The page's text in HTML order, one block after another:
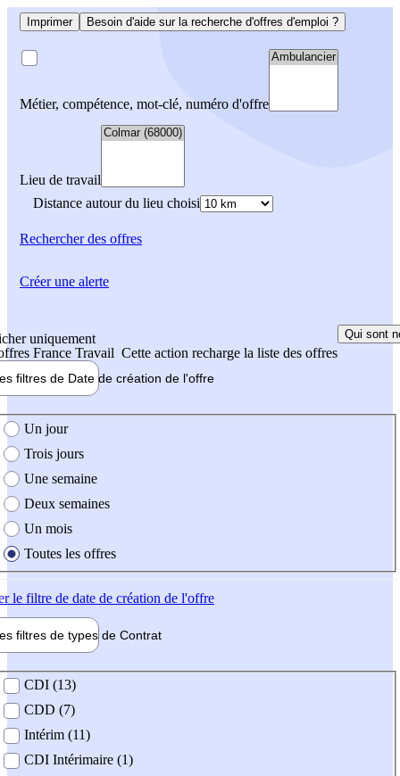
Imprimer Besoin d'aide sur la recherche d'offres d'emploi ?
Métier, compétence, mot-clé, numéro d'offre
Lieu de travail
Distance autour du lieu choisi
Rechercherdes offres
uniquement
France Travail Cette action recharge la liste des offres
Qui sont
filtres de Date de création de l'offre
création de l'offre
Un jour
Trois jours
Une semaine
Deux semaines
Un mois
Toutes les offres
le filtre de date de création de l'offre
filtres de types de Contrat
contrat
CDI (13)
CDD (7)
Intérim (11)
CDI Intérimaire (1)
Créer une alerte